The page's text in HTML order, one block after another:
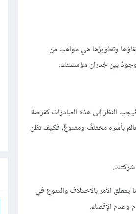
وتطويرُها هي مواهب من
بين جُدران مؤسستك.
النظر إلى هذه المبادرات كفرصة
بأسره مختلفٌ ومتنوعٌ، فكيف تظن
شركتك.
الأمر بالاختلاف والتنوع في
وعدم الإقصاء.